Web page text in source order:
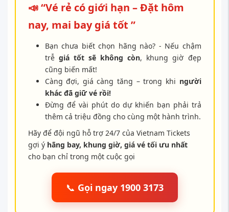
📣 “Vé rẻ có giới hạn – Đặt hôm
nay, mai bay giá tốt ”
Bạn chưa biết chọn hãng nào? - Nếu chậm
trễ giá tốt sẽ không còn, khung giờ đẹp
cũng biến mất!
Càng đợi, giá càng tăng – trong khi người
khác đã giữ vé rồi!
Đừng để vài phút do dự khiến bạn phải trả
thêm cả triệu đồng cho cùng một hành trình.
Hãy để đội ngũ hỗ trợ 24/7 của Vietnam Tickets
gợi ý hãng bay, khung giờ, giá vé tối ưu nhất
cho bạn chỉ trong một cuộc gọi
📞 Gọi ngay 1900 3173